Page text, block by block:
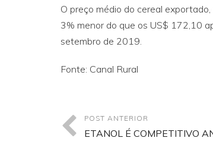
O preço médio do cereal
3% menor do que os US$ 172,10
setembro de 2019.
Fonte: Canal Rural
POST ANTERIOR
ETANOL É COMPETITIVO